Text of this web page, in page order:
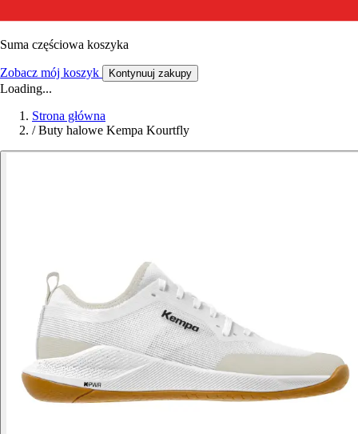
Suma częściowa koszyka
Zobacz mój koszyk Kontynuuj zakupy
Loading...
Strona główna
/ Buty halowe Kempa Kourtfly